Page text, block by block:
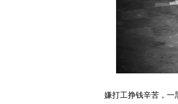
嫌打工挣钱辛苦，一